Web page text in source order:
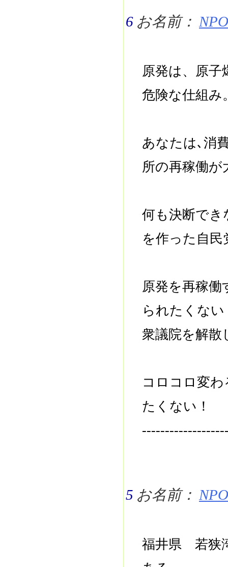
6 お名前：
原発は、原
危険な仕組み
あなたは､消
所の再稼働が
何も決断でき
を作った自
原発を再稼
られたくない
衆議院を解散
コロコロ変
たくない！
5 お名前：
福井県 若狭